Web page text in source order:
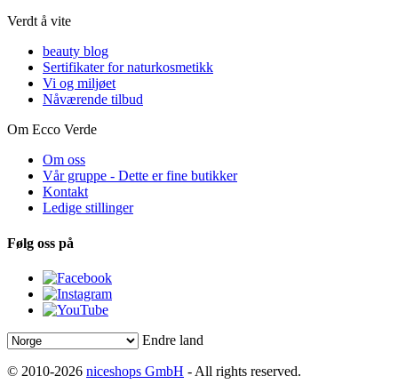
Verdt å vite
beauty blog
Sertifikater for naturkosmetikk
Vi og miljøet
Nåværende tilbud
Om Ecco Verde
Om oss
Vår gruppe - Dette er fine butikker
Kontakt
Ledige stillinger
Følg oss på
Endre land
© 2010-2026 niceshops GmbH - All rights reserved.